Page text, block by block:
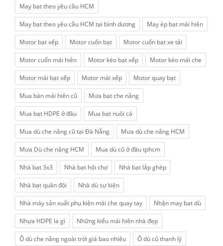
May bạt theo yêu cầu HCM
May bạt theo yêu cầu HCM tại bình dương May ép bạt mái hiên
Motor bạt xếp Motor cuốn bạt Motor cuốn bạt xe tải
Motor cuốn mái hiên Motor kéo bạt xếp Motor kéo mái che
Motor mái bạt xếp Motor mái xếp Motor quay bạt
Mua bán mái hiên cũ Mưa bạt che nắng
Mua bạt HDPE ở đâu Mua bạt nuôi cá
Mua dù che nắng cũ tại Đà Nẵng Mưa dù che nắng HCM
Mưa Dù che nắng HCM Mua dù cũ ở đâu tphcm
Nhà bạt 3x3 Nhà bạt hội chợ Nhà bạt lắp ghép
Nhà bạt quân đội Nhà dù sự kiện
Nhà máy sản xuất phụ kiện mái che quay tay Nhận may bạt dù
Nhựa HDPE la gì Những kiểu mái hiên nhà đẹp
Ô dù che nắng ngoài trời giá bao nhiêu Ô dù cũ thanh lý